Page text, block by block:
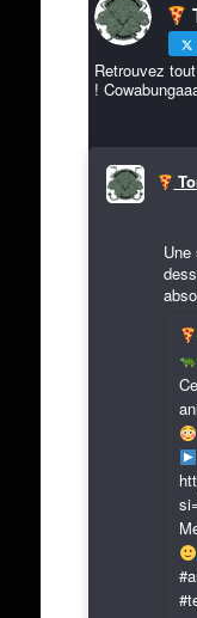
Retrouvez
!